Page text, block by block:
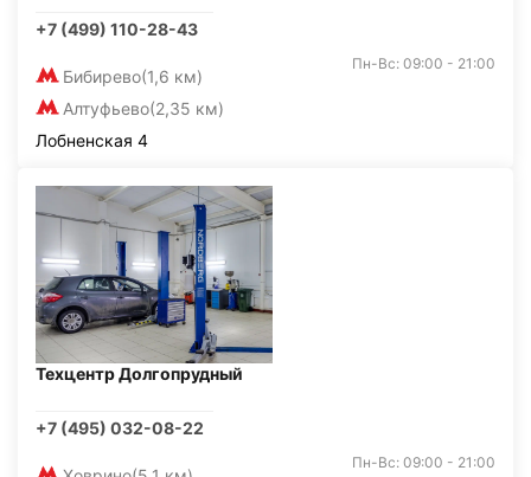
+7 (499) 110-28-43
Бибирево(1,6 км)
Алтуфьево(2,35 км)
Пн-Вс: 09:00 - 21:00
Лобненская 4
Техцентр Долгопрудный
+7 (495) 032-08-22
Пн-Вс: 09:00 - 21:00